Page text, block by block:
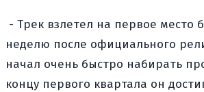
- Трек взлетел на первое место
неделю после официального
начал очень быстро набирать
концу первого квартала он